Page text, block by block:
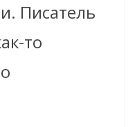
Писатель
то